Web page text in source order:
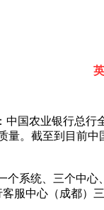
农业银行总行
量。截至到目前
统、三个中心
服中心（成都